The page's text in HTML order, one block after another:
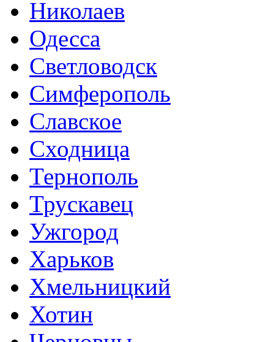
Николаев
Одесса
Светловодск
Симферополь
Славское
Сходница
Тернополь
Трускавец
Ужгород
Харьков
Хмельницкий
Хотин